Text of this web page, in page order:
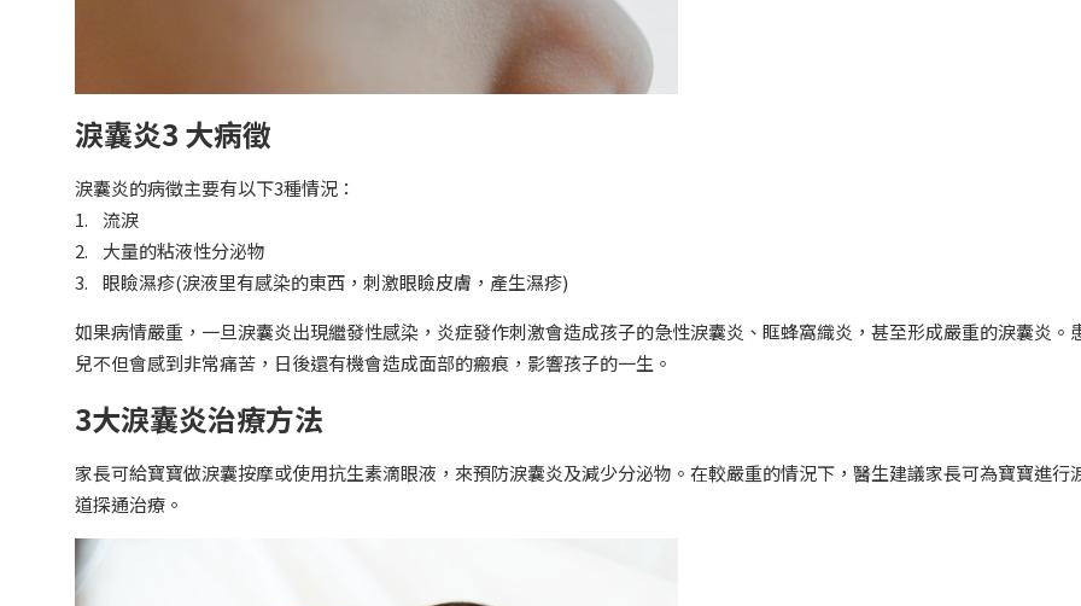
淚囊炎3 大病徵
淚囊炎的病徵主要有以下3種情況：
1. 流淚
2. 大量的粘液性分泌物
3. 眼瞼濕疹(淚液里有感染的東西，刺激眼瞼皮膚，產生濕疹)
如果病情嚴重，一旦淚囊炎出現繼發性感染，炎症發作刺激會造成孩子的急性淚囊炎、眶蜂窩織炎，甚至形成嚴重的淚囊炎。
兒不但會感到非常痛苦，日後還有機會造成面部的瘢痕，影響孩子的一生。
3大淚囊炎治療方法
家長可給寶寶做淚囊按摩或使用抗生素滴眼液，來預防淚囊炎及減少分泌物。在較嚴重的情況下，醫生建議家長可為寶寶進行
道探通治療。